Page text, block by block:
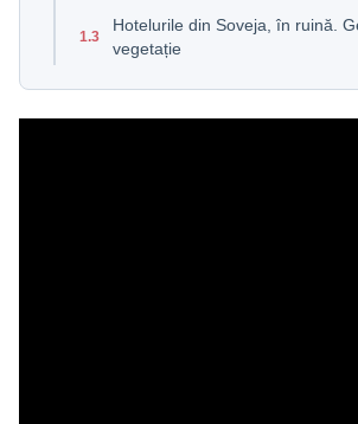
1.3
Hotelurile din Soveja, în ruină.
vegetație